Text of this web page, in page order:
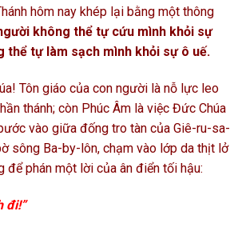
hôm nay khép lại bằng một thông
không thể tự cứu mình khỏi sự
thể tự làm sạch mình khỏi sự ô uế.
Tôn giáo của con người là nỗ lực leo
thánh; còn Phúc Âm là việc Đức Chúa
vào giữa đống tro tàn của Giê-ru-sa-
sông Ba-by-lôn, chạm vào lớp da thịt lở
để phán một lời của ân điển tối hậu:
đi!”